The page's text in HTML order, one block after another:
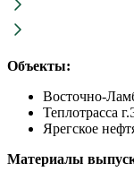
Объекты:
Восточно-
Теплотрасса
Ярегское
Материалы